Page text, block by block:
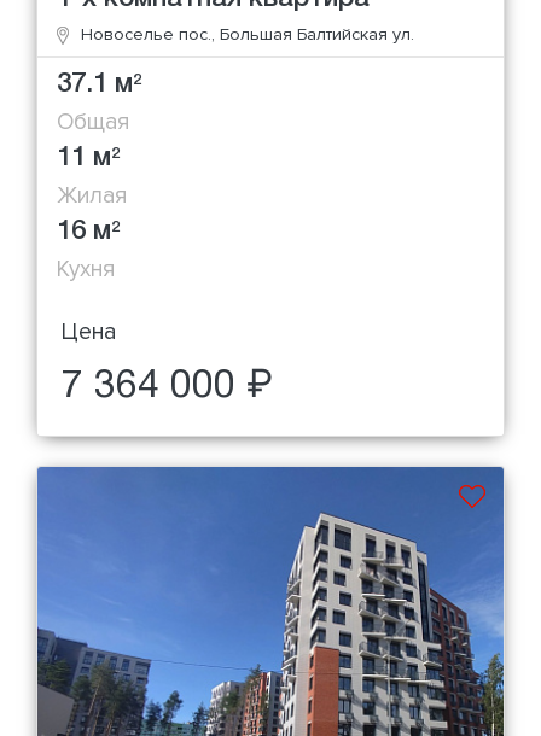
Новоселье пос., Большая Балтийская ул.
37.1 м2
Общая
11 м2
Жилая
16 м2
Кухня
Цена
7 364 000 ₽